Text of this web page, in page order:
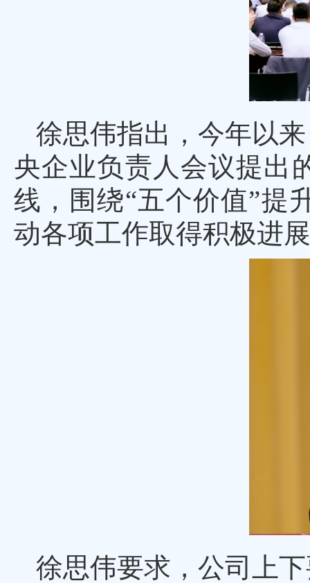
徐思伟指出，今年以
央企业负责人会议提出
线，围绕“五个价值”提
动各项工作取得积极进
徐思伟要求，公司上